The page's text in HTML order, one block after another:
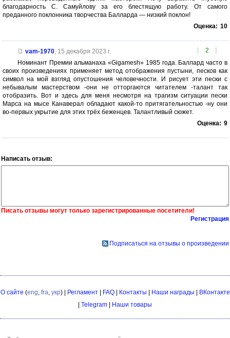
благодарность С. Самуйлову за его блестящую работу. От самого
преданного поклонника творчества Балларда — низкий поклон!
Оценка: 10
[ 2 ]
vam-1970, 15 декабря 2023 г.
Номинант Премии альманаха «Gigamesh» 1985 года. Баллард часто в
своих произведениях применяет метод отображения пустыни, песков как
символ на мой взгляд опустошения человечности. И рисует эти пески с
небывалым мастерством -они не отторгаются читателем -талант так
отобразить. Вот и здесь для меня несмотря на трагизм ситуации пески
Марса на мысе Канаверал обладают какой-то притягательностью -ну они
во-первых укрытие для этих трёх беженцев. Талантливый сюжет.
Оценка: 9
Написать отзыв:
Писать отзывы могут только зарегистрированные посетители!
Регистрация
Подписаться на отзывы о произведении
О сайте (eng, fra, укр) | Регламент| FAQ| Контакты Наши награды
ВКонтакте
Telegram Наши товары